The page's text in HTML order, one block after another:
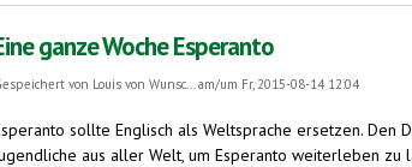
ganze Woche Esperanto
von Louis von Wunsc...am/um Fr, 2015-08-14 12:04
sollte Englisch als Weltsprache ersetzen. Den
aus aller Welt, um Esperanto weiterleben zu